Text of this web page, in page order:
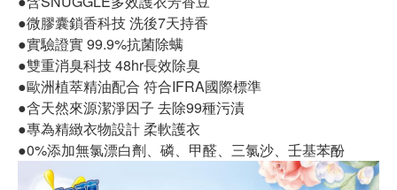
●微膠囊鎖香科技 洗後7天持香
●實驗證實 99.9%抗菌除螨
●雙重消臭科技 48hr長效除臭
●歐洲植萃精油配合 符合IFRA國際標準
●含天然來源潔淨因子 去除99種污漬
●專為精緻衣物設計 柔軟護衣
●0%添加無氯漂白劑、磷、甲醛、三氯沙、壬基苯酚